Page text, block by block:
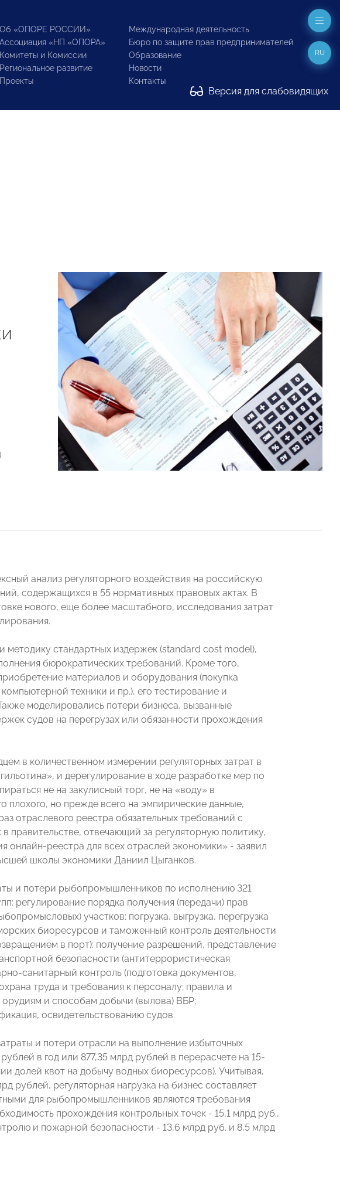
Об «ОПОРЕ РОССИИ»
Ассоциация «НП «ОПОРА»
Комитеты и Комиссии
Региональное развитие
Проекты
Международная деятельность
Бюро по защите прав предпринимателей
Образование
Новости
Контакты
Версия для слабовидящих
RU
анализ регуляторного воздействия на российскую
содержащихся в 55 нормативных правовых актах. В
нового, еще более масштабного, исследования затрат
стандартных издержек (standard cost model),
бюрократических требований. Кроме того,
материалов и оборудования (покупка
техники и пр.), его тестирование и
моделировались потери бизнеса, вызванные
судов на перегрузах или обязанности прохождения
в количественном измерении регуляторных затрат в
и дерегулирование в ходе разработке мер по
не на закулисный торг, не на «воду» в
плохого, но прежде всего на эмпирические данные,
отраслевого реестра обязательных требований с
правительстве, отвечающий за регуляторную политику,
онлайн-реестра для всех отраслей экономики» - заявил
школы экономики Даниил Цыганков.
и потери рыбопромышленников по исполнению 321
регулирование порядка получения (передачи) прав
участков; погрузка, выгрузка, перегрузка
биоресурсов и таможенный контроль деятельности
в порт): получение разрешений, представление
безопасности (антитеррористическая
санитарный контроль (подготовка документов,
труда и требования к персоналу; правила и
и способам добычи (вылова) ВБР;
освидетельствованию судов.
и потери отрасли на выполнение избыточных
в год или 877,35 млрд рублей в перерасчете на 15-
долей квот на добычу водных биоресурсов). Учитывая,
рублей, регуляторная нагрузка на бизнес составляет
для рыбопромышленников являются требования
прохождения контрольных точек - 15,1 млрд руб.,
и пожарной безопасности - 13,6 млрд руб. и 8,5 млрд